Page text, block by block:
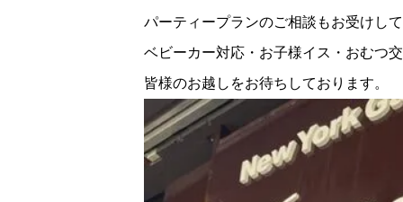
パーティープランのご相談もお受けし
ベビーカー対応・お子様イス・おむつ
皆様のお越しをお待ちしております。